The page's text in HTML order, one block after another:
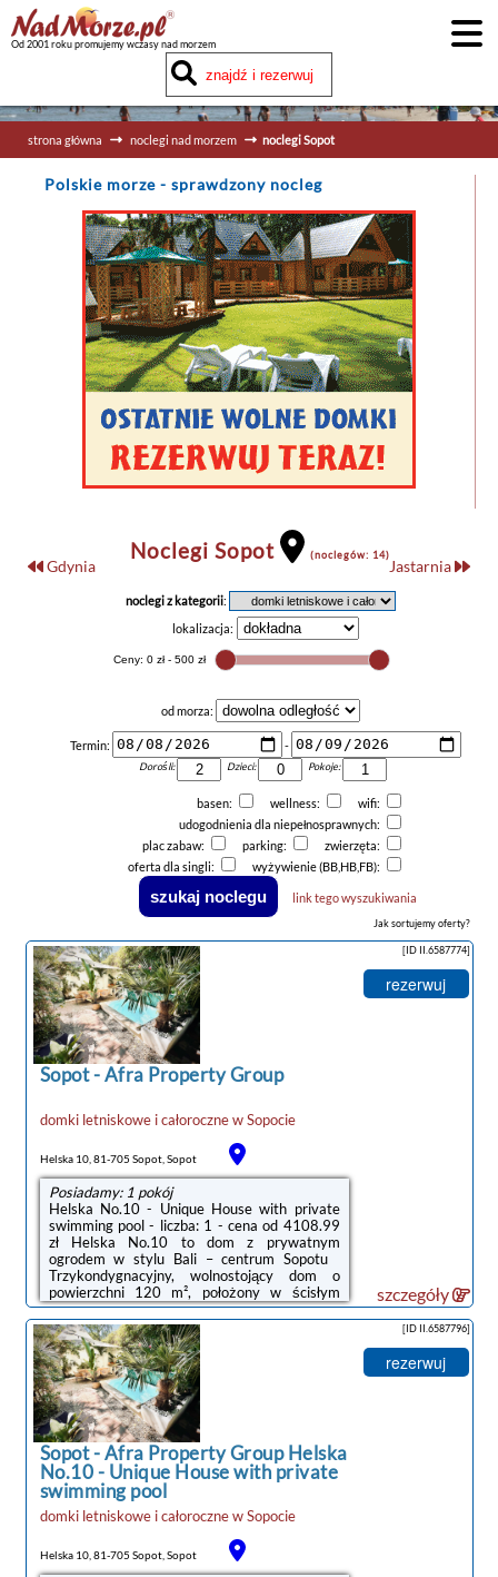
Od 2001 roku promujemy wczasy nad morzem
strona główna noclegi nad morzem noclegi Sopot
Polskie morze - sprawdzony nocleg
Noclegi Sopot (noclegów: 14)
Gdynia Jastarnia
noclegi z kategorii:
lokalizacja:
od morza:
Termin: -
Dorośli: Dzieci: Pokoje:
basen: wellness:
wifi:
udogodnienia dla niepełnosprawnych:
plac zabaw:
parking:
zwierzęta:
oferta dla singli:
wyżywienie (BB,HB,FB):
link tego wyszukiwania
Jak sortujemy oferty?
Sopot-Afra Property Group
domki letniskowe i całorocznewSopocie
Helska 10, 81-705 Sopot, Sopot
Posiadamy: 1 pokój
Helska No.10 - Unique House with private
swimming pool - liczba: 1 - cena od 4108.99
zł Helska No.10 to dom z prywatnym
ogrodem w stylu Bali – centrum Sopotu
Trzykondygnacyjny, wolnostojący dom o
powierzchni 120 m², położony w ścisłym
centrum Sopotu przy ul. Helskiej 10.Zaledwie
kilka minut spacerem dzieli nieruchomość od
plaży oraz deptaka Bohaterów Monte
Cassino, a jednocześnie ulica pozostaje
spokojna i kameralna. To miejsce dla osób,
które szukają prywatności, harmonii i
komfortu — bez atmosfery hotelu i bez
imprezowego charakteru kurortu. Układ i
przestrzeń Dom ...
[ID II.6587774]
rezerwuj
szczegóły
Sopot-Afra Property Group Helska
No.10 - Unique House with private
swimming pool
domki letniskowe i całorocznewSopocie
Helska 10, 81-705 Sopot, Sopot
[ID II.6587796]
rezerwuj